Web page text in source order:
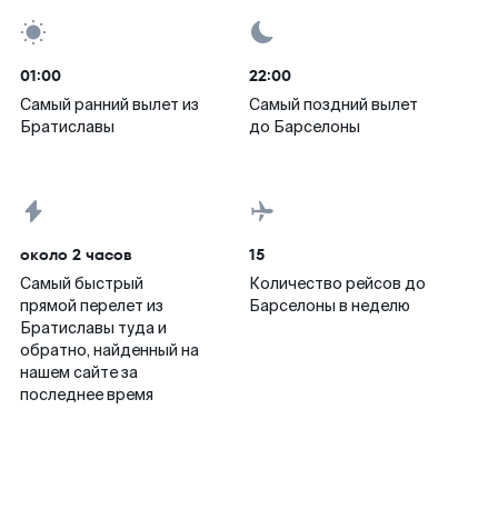
01:00
Самый ранний вылет из
Братиславы
22:00
Самый поздний вылет
до Барселоны
около 2 часов
Самый быстрый
прямой перелет из
Братиславы туда и
обратно, найденный на
нашем сайте за
последнее время
15
Количество рейсов до
Барселоны в неделю